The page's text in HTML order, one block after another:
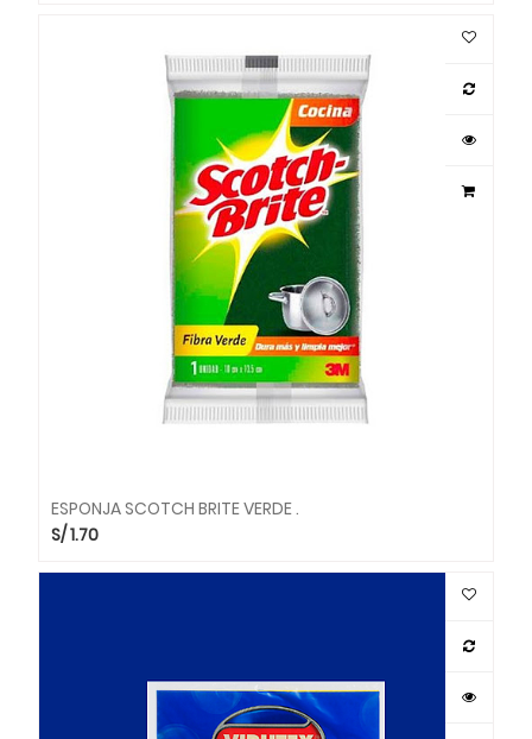
ESPONJA SCOTCH BRITE VERDE .
S/1.70